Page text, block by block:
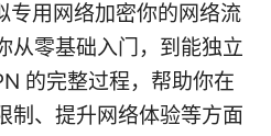
专用网络加密你的网络流
从零基础入门，到能独立
的完整过程，帮助你在
制、提升网络体验等方面